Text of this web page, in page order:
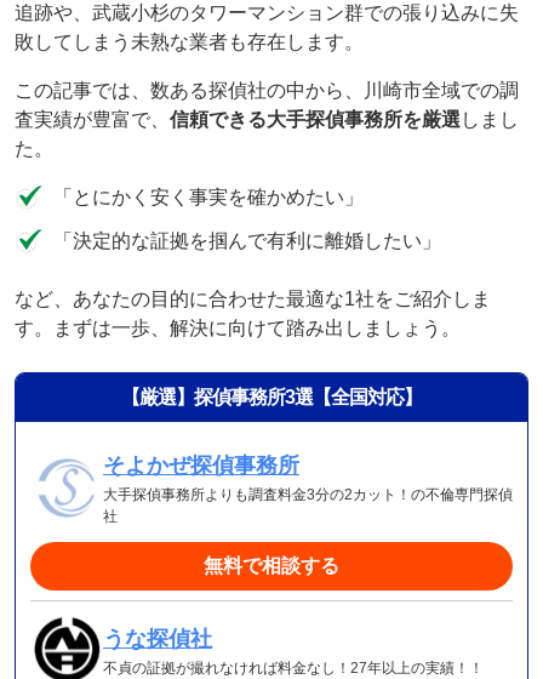
追跡や、武蔵小杉のタワーマンション群での張り込みに失
敗してしまう未熟な業者も存在します。
この記事では、数ある探偵社の中から、川崎市全域での調
査実績が豊富で、 信頼できる大手探偵事務所を厳選 しまし
た。
「とにかく安く事実を確かめたい」
「決定的な証拠を掴んで有利に離婚したい」
など、あなたの目的に合わせた最適な1社をご紹介しま
す。まずは一歩、解決に向けて踏み出しましょう。
【厳選】探偵事務所3選【全国対応】
そよかぜ探偵事務所
大手探偵事務所よりも調査料金3分の2カット！の不倫専門探偵
社
無料で相談する
うな探偵社
不貞の証拠が撮れなければ料金なし！27年以上の実績！！